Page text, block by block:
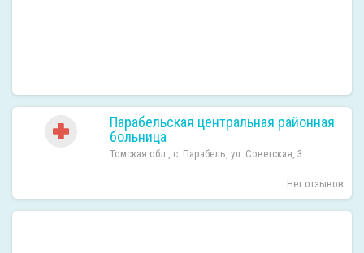
Парабельская центральная районная
больница
Томская обл., с. Парабель, ул. Советская, 3
Нет отзывов